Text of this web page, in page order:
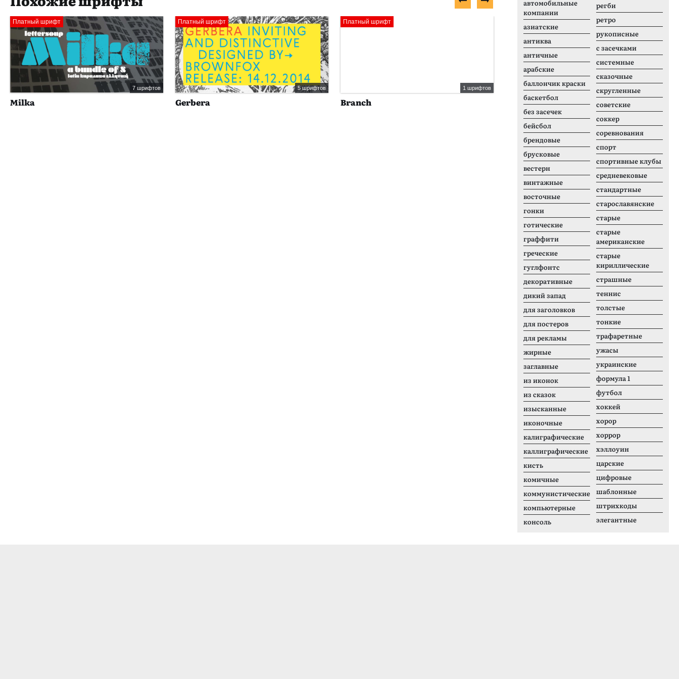
Платный шрифт
7 шрифтов
Milka
Платный шрифт
5 шрифтов
Gerbera
Платный шрифт
1 шрифтов
Branch
Бесплатный шрифт
GEIST RND
автомобильные
компании
азиатские
антиква
античные
арабские
баллончик краски
баскетбол
без засечек
бейсбол
брендовые
брусковые
вестерн
винтажные
восточные
гонки
готические
граффити
греческие
гуглфонтс
декоративные
дикий запад
для заголовков
для постеров
для рекламы
жирные
заглавные
из иконок
из сказок
изысканные
иконочные
калиграфические
каллиграфические
кисть
комичные
коммунистические
компьютерные
консоль
регби
ретро
рукописные
с засечками
системные
сказочные
скругленные
советские
соккер
соревнования
спорт
спортивные клубы
средневековые
стандартные
старославянские
старые
старые
американские
старые
кириллические
страшные
теннис
толстые
тонкие
трафаретные
ужасы
украинские
формула 1
футбол
хоккей
хорор
хоррор
хэллоуин
царские
цифровые
шаблонные
штрихкоды
элегантные